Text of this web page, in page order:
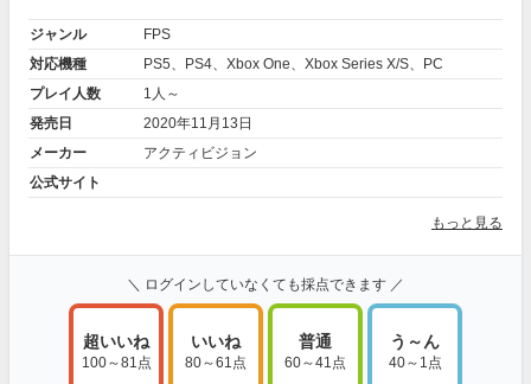
ジャンル
FPS
対応機種
PS5、PS4、Xbox One、Xbox Series X/S、PC
プレイ人数
1人～
発売日
2020年11月13日
メーカー
アクティビジョン
公式サイト
もっと見る
＼ ログインしていなくても採点できます ／
超いいね
100～81点
いいね
80～61点
普通
60～41点
う～ん
40～1点